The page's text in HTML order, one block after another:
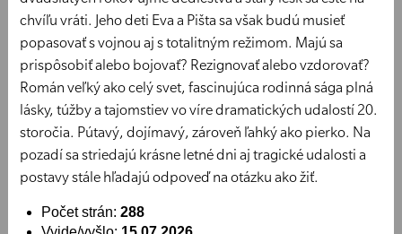
chvíľu vráti. Jeho deti Eva a Pišta sa však budú musieť
popasovať s vojnou aj s totalitným režimom. Majú sa
prispôsobiť alebo bojovať? Rezignovať alebo vzdorovať?
Román veľký ako celý svet, fascinujúca rodinná sága plná
lásky, túžby a tajomstiev vo víre dramatických udalostí 20.
storočia. Pútavý, dojímavý, zároveň ľahký ako pierko. Na
pozadí sa striedajú krásne letné dni aj tragické udalosti a
postavy stále hľadajú odpoveď na otázku ako žiť.
Počet strán: 288